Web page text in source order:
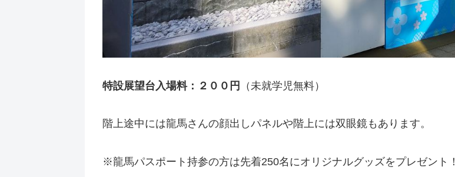
特設展望台入場料：２００円 （未就学児無料）
階上途中には龍馬さんの顔出しパネルや階上には双眼鏡もあります。
※龍馬パスポート持参の方は先着250名にオリジナルグッズをプレゼント！